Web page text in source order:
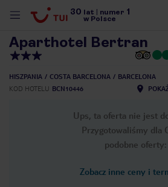
30 lat numer 1
w Polsce
Aparthotel Bertran
HISZPANIA COSTA BARCELONA
BARCELONA
KOD HOTELU BCN10446
Ups, ta oferta nie jest
Przygotowaliśmy dla
podobne oferty:
Zobacz inne ceny i